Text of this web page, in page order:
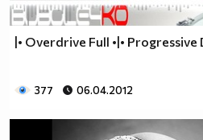
|• Overdrive Full •|• Progressive
377 06.04.2012